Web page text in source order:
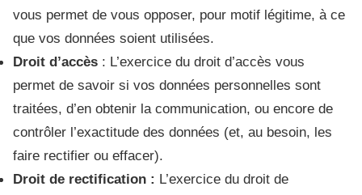
vous permet de vous opposer, pour motif légitime, à ce
que vos données soient utilisées.
Droit d’accès : L’exercice du droit d’accès vous
permet de savoir si vos données personnelles sont
traitées, d’en obtenir la communication, ou encore de
contrôler l’exactitude des données (et, au besoin, les
faire rectifier ou effacer).
Droit de rectification : L’exercice du droit de